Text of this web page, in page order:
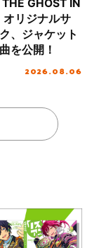
THE GHOST IN
オリジナルサ
、ジャケット
を公開！
2026.08.06